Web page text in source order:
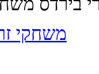
משחקי